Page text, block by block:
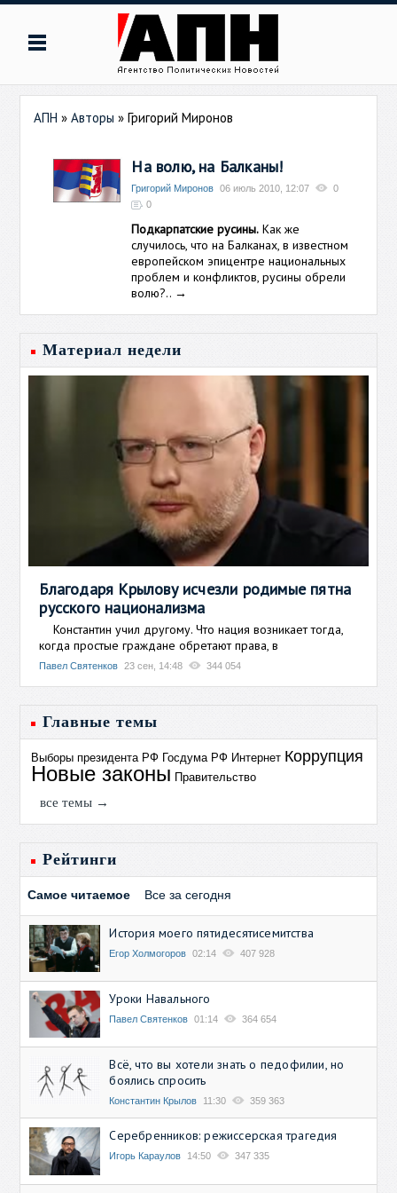
АПН »Авторы »Григорий Миронов
На волю, на Балканы!
Григорий Миронов 06 июль 2010, 12:07
0
0
Подкарпатские русины. Как же
случилось, что на Балканах, в известном
европейском эпицентре национальных
проблем и конфликтов, русины обрели
волю?.. →
Материал недели
Благодаря Крылову исчезли родимые пятна
русского национализма
Константин учил другому. Что нация возникает тогда,
когда простые граждане обретают права, в
Павел Святенков 23 сен, 14:48 344 054
Главные темы
Выборы президента РФ Госдума РФ Интернет Коррупция
Новые законы Правительство
все темы →
Рейтинги
Самое читаемое Все за сегодня
История моего пятидесятисемитства
Егор Холмогоров 02:14 407 928
Уроки Навального
Павел Святенков 01:14 364 654
Всё, что вы хотели знать о педофилии, но
боялись спросить
Константин Крылов 11:30 359 363
Серебренников: режиссерская трагедия
Игорь Караулов 14:50 347 335